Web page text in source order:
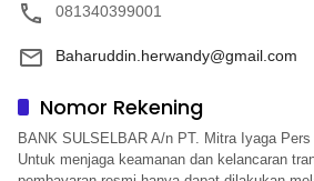
081340399001
Baharuddin.herwandy@gmail.com
Nomor Rekening
BANK SULSELBAR A/n PT. Mitra Iyaga Pers
Untuk menjaga keamanan dan kelancaran